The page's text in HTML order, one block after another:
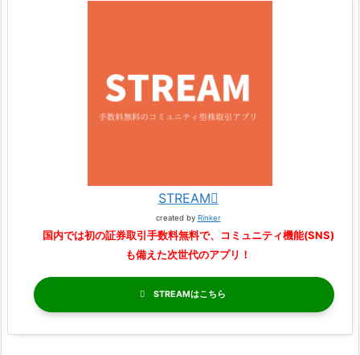
STREAM
created by Rinker
国内では初の証券取引手数料無料で、コミュニティ機能(SNS)
も備えた次世代のアプリ！
STREAM